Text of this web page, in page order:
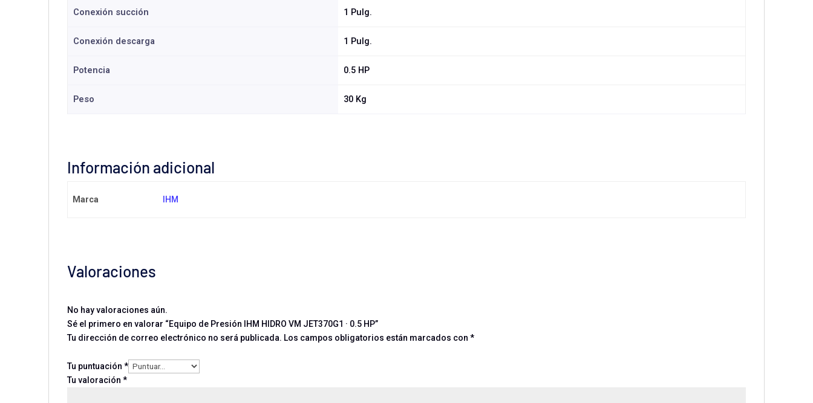
Conexión succión 1 Pulg.
Conexión descarga 1 Pulg.
Potencia 0.5 HP
Peso 30 Kg
Información adicional
Marca IHM
Valoraciones
No hay valoraciones aún.
Sé el primero en valorar “Equipo de Presión IHM HIDRO VM JET370G1 · 0.5 HP”
Tu dirección de correo electrónico no será publicada. Los campos obligatorios están marcados con *
Tu puntuación *
Tu valoración *